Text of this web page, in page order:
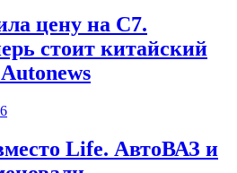
цену на C7.
стоит китайский
Life. АвтоВАЗ и